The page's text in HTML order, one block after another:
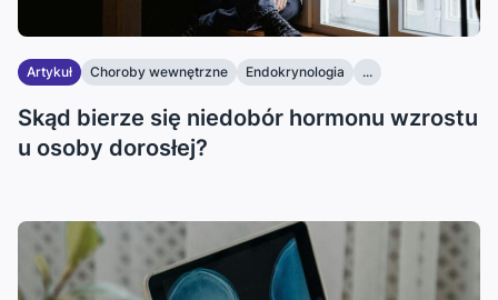
Artykuł Choroby wewnętrzne Endokrynologia ...
Skąd bierze się niedobór hormonu wzrostu
u osoby dorosłej?